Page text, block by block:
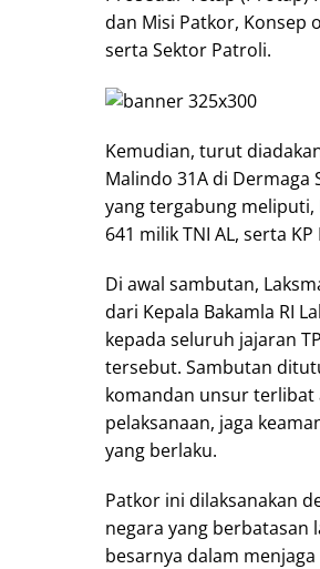
dan Misi Patkor, Konsep
serta Sektor Patroli.
Kemudian, turut
Malindo 31A di Dermaga
yang tergabung meliputi,
641 milik TNI AL, serta
Di awal sambutan,
dari Kepala Bakamla RI
kepada seluruh jajaran
tersebut. Sambutan
komandan unsur terlibat
pelaksanaan, jaga
yang berlaku.
Patkor ini dilaksanakan
negara yang berbatasan
besarnya dalam